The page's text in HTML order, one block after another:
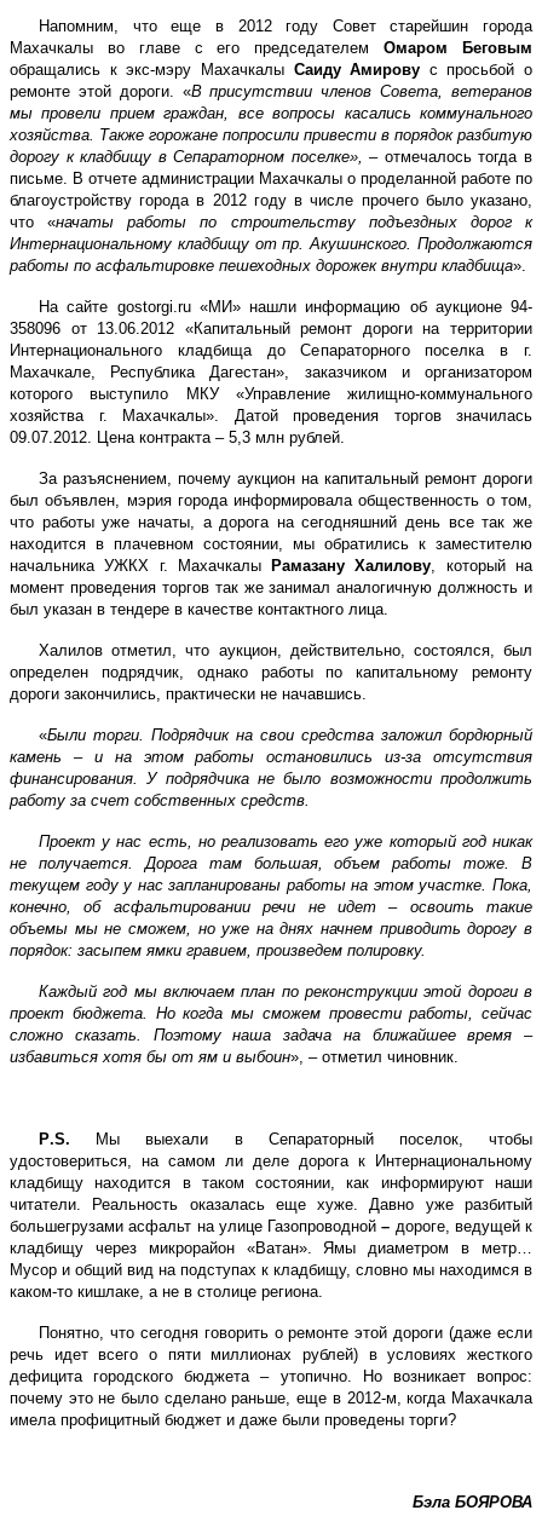
Напомним, что еще в 2012 году Совет старейшин города
Махачкалы во главе с его председателемОмаром Беговым
обращались к экс-мэру Махачкалы Саиду Амирову с просьбой о
ремонте этой дороги. «В присутствии членов Совета, ветеранов
мы провели прием граждан, все вопросы касались коммунального
хозяйства. Также горожане попросили привести в порядок разбитую
дорогу к кладбищу в Сепараторном поселке», – отмечалось тогда в
письме. В отчете администрации Махачкалы о проделанной работе по
благоустройству города в 2012 году в числе прочего было указано,
что «начаты работы по строительству подъездных дорог к
Интернациональному кладбищу от пр. Акушинского. Продолжаются
работы по асфальтировке пешеходных дорожек внутри кладбища».
На сайте gostorgi ru«МИ» нашли информацию об аукционе 94-
358096 от 13.06.2012 «Капитальный ремонт дороги на территории
Интернационального кладбища до Сепараторного поселка в г.
Махачкале, Республика Дагестан», заказчиком и организатором
которого выступило МКУ «Управление жилищно-коммунального
хозяйства г. Махачкалы». Датой проведения торгов значилась
09.07.2012. Цена контракта – 5,3 млн рублей.
За разъяснением, почему аукцион на капитальный ремонт дороги
был объявлен, мэрия города информировала общественность о том,
что работы уже начаты, а дорога на сегодняшний день все так же
находится в плачевном состоянии, мы обратились к заместителю
начальника УЖКХ г. Махачкалы
Рамазану Халилову , который на
момент проведения торгов так же занимал аналогичную должность и
был указан в тендере в качестве контактного лица.
Халилов отметил, что аукцион, действительно, состоялся, был
определен подрядчик, однако работы по капитальному ремонту
дороги закончились, практически не начавшись.
«Были торги. Подрядчик на свои средства заложил бордюрный
камень – и на этом работы остановились из-за отсутствия
финансирования. У подрядчика не было возможности продолжить
работу за счет собственных средств.
Проект у нас есть, но реализовать его уже который год никак
не получается. Дорога там большая, объем работы тоже. В
текущем году у нас запланированы работы на этом участке. Пока,
конечно, об асфальтировании речи не идет – освоить такие
объемы мы не сможем, но уже на днях начнем приводить дорогу в
порядок: засыпем ямки гравием, произведем полировку.
Каждый год мы включаем план по реконструкции этой дороги в
проект бюджета. Но когда мы сможем провести работы, сейчас
сложно сказать. Поэтому наша задача на ближайшее время –
избавиться хотя бы от ям и выбоин», – отметил чиновник.
P.S.
Мы выехали в Сепараторный поселок, чтобы
удостовериться, на самом ли деле дорога к Интернациональному
кладбищу находится в таком состоянии, как информируют наши
читатели. Реальность оказалась еще хуже. Давно уже разбитый
большегрузами асфальт на улице Газопроводной– дороге, ведущей к
кладбищу через микрорайон «Ватан». Ямы диаметром в метр…
Мусор и общий вид на подступах к кладбищу, словно мы находимся в
каком-то кишлаке, а не в столице региона.
Понятно, что сегодня говорить о ремонте этой дороги (даже если
речь идет всего о пяти миллионах рублей) в условиях жесткого
дефицита городского бюджета – утопично. Но возникает вопрос:
почему это не было сделано раньше, еще в 2012-м, когда Махачкала
имела профицитный бюджет и даже были проведены торги?
Бэла БОЯРОВА